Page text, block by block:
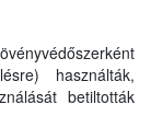
használták,
betiltották